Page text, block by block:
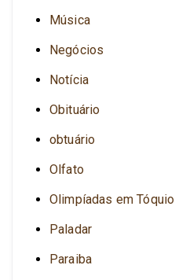
Música
Negócios
Notícia
Obituário
obtuário
Olfato
Olimpíadas em Tóquio
Paladar
Paraiba